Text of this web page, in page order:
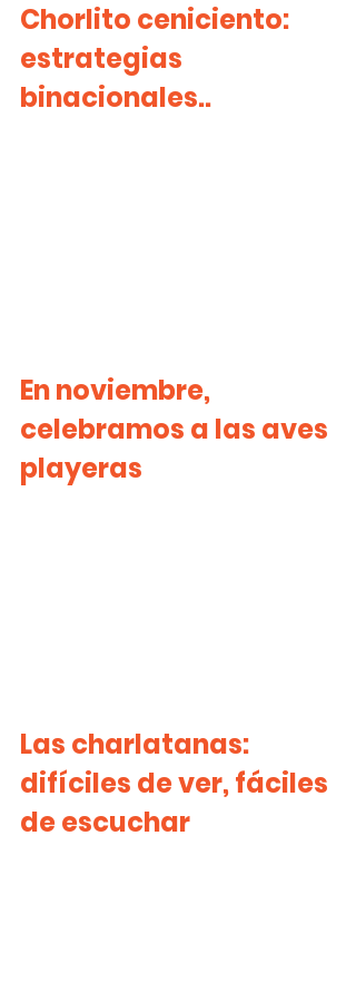
Chorlito ceniciento:
estrategias
binacionales..
En noviembre,
celebramos a las aves
playeras
Las charlatanas:
difíciles de ver, fáciles
de escuchar